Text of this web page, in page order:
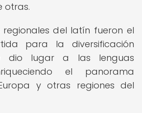
otras.
regionales del latín fueron el
para la diversificación
dio lugar a las lenguas
el panorama
y otras regiones del